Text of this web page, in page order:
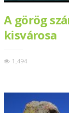
A görög
kisvárosa
1,494